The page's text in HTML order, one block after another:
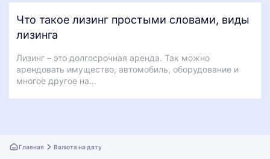
Что такое лизинг простыми словами, виды
лизинга
Лизинг – это долгосрочная аренда. Так можно
арендовать имущество, автомобиль, оборудование и
многое другое на…
Главная Валюта на дату